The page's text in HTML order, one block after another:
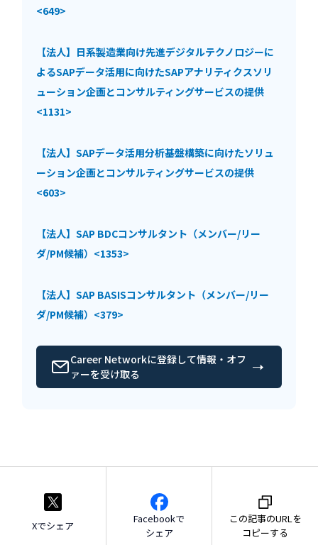
<649>
【法人】日系製造業向け先進デジタルテクノロジーに
よるSAPデータ活用に向けたSAPアナリティクスソリ
ューション企画とコンサルティングサービスの提供
<1131>
【法人】SAPデータ活用分析基盤構築に向けたソリュ
ーション企画とコンサルティングサービスの提供
<603>
【法人】SAP BDCコンサルタント（メンバー/リー
ダ/PM候補）<1353>
【法人】SAP BASISコンサルタント（メンバー/リー
ダ/PM候補）<379>
Career Networkに登録して情報・オフ
ァーを受け取る
Xでシェア
Facebookで
シェア
この記事のURLを
コピーする